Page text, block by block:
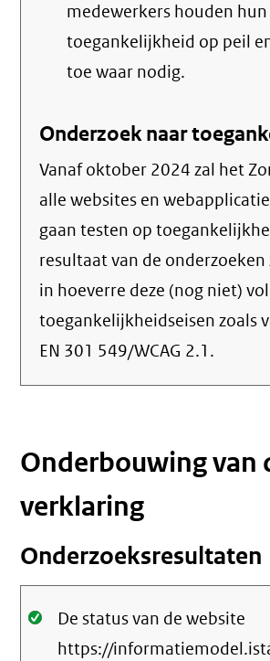
medewerkers houden
toegankelijkheid op peil
toe waar nodig.
Onderzoek naar
Vanaf oktober 2024 zal het
alle websites en
gaan testen op
resultaat van de onderzoeken
in hoeverre deze (nog niet)
toegankelijkheidseisen zoals
EN 301 549/WCAG 2.1.
Onderbouwing van
verklaring
Onderzoeksresultaten
Oké.
De status van de website
https://